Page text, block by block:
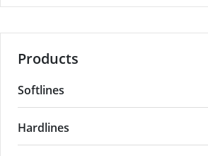
Products
Softlines
Hardlines